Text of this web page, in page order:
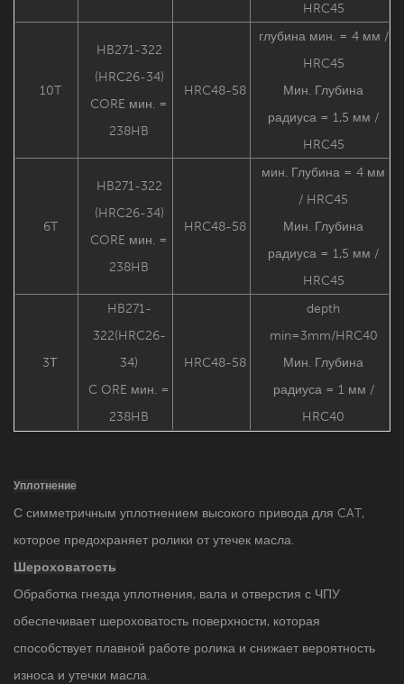
HRC45
10T
HB271-322
(HRC26-34)
CORE мин. =
238HB
HRC48-58
глубина мин. = 4 мм /
HRC45
Мин. Глубина
радиуса = 1,5 мм /
HRC45
6T
HB271-322
(HRC26-34)
CORE мин. =
238HB
HRC48-58
мин. Глубина = 4 мм
/ HRC45
Мин. Глубина
радиуса = 1,5 мм /
HRC45
3Т
HB271-
322(HRC26-
34)
C ORE мин. =
238HB
HRC48-58
depth
min=3mm/HRC40
Мин. Глубина
радиуса = 1 мм /
HRC40
Уплотнение
С симметричным уплотнением высокого привода для CAT,
которое предохраняет ролики от утечек масла.
Шероховатость
Обработка гнезда уплотнения, вала и отверстия с ЧПУ
обеспечивает шероховатость поверхности, которая
способствует плавной работе ролика и снижает вероятность
износа и утечки масла.